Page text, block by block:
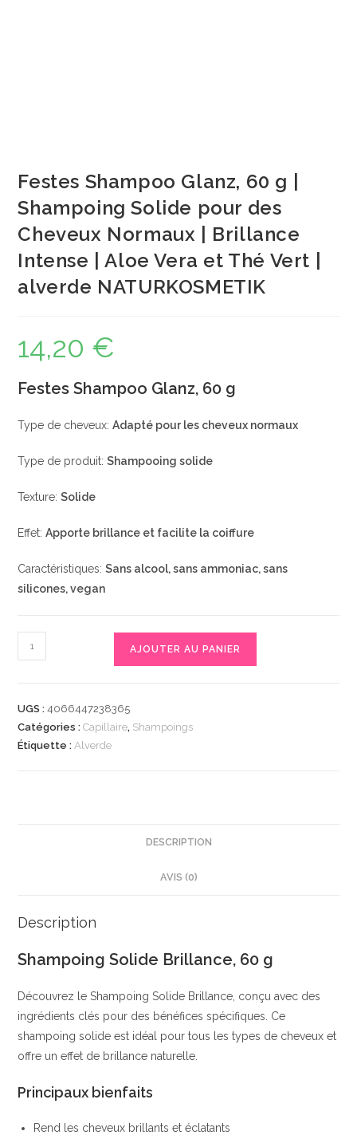
Festes Shampoo Glanz, 60 g |
Shampoing Solide pour des
Cheveux Normaux | Brillance
Intense | Aloe Vera et Thé Vert |
alverde NATURKOSMETIK
14,20 €
Festes Shampoo Glanz, 60 g
Type de cheveux:Adapté pour les cheveux normaux
Type de produit:Shampooing solide
Texture:Solide
Effet:Apporte brillance et facilite la coiffure
Caractéristiques:Sans alcool, sans ammoniac, sans
silicones, vegan
de
Glanz,
60
|
Intense
Aloe
Vera
et
Thé
|
AJOUTER AU PANIER
UGS :4066447238365
Catégories :Capillaire, Shampoings
Étiquette :Alverde
DESCRIPTION
AVIS (0)
Description
Shampoing Solide Brillance, 60 g
Découvrez le Shampoing Solide Brillance, conçu avec des
ingrédients clés pour des bénéfices spécifiques. Ce
shampoing solide est idéal pour tous les types de cheveux et
offre un effet de brillance naturelle.
Principaux bienfaits
Rend les cheveux brillants et éclatants